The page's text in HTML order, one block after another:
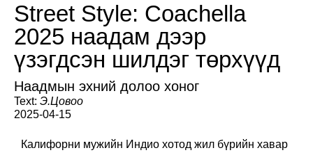
Street Style: Coachella
2025 наадам дээр
үзэгдсэн шилдэг төрхүүд
Наадмын эхний долоо хоног
Text: Э.Цовоо
2025-04-15
Калифорни мужийн Индио хотод жил бүрийн хавар